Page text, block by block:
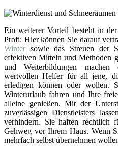
Ein weiterer Vorteil besteht in
Profi: Hier können Sie darauf
Winter sowie das Streuen der
effektiven Mitteln und Methoden
und Weiterbildungen
wertvollen Helfer für all jene,
erledigen können oder wollen.
Winterurlaub fahren und Ihre freie
alleine genießen. Mit der
zuverlässigen Dienstleisters
verhindern. Sie haften rechtlich
Gehweg vor Ihrem Haus. Wenn
mehrfach selbst übernehmen